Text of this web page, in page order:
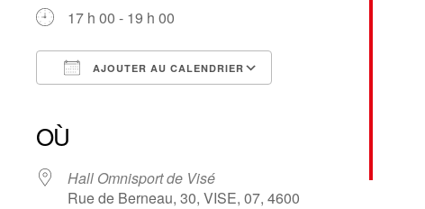
17 h 00 - 19 h 00
AJOUTER AU CALENDRIER
OÙ
Hall Omnisport de Visé
Rue de Berneau, 30, VISE, 07, 4600